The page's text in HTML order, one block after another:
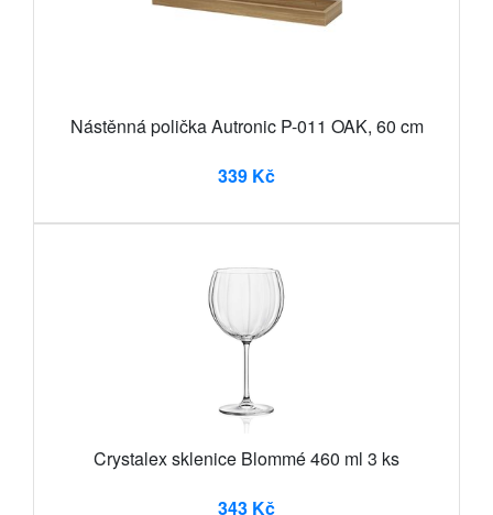
Nástěnná polička Autronic P-011 OAK, 60 cm
339 Kč
Crystalex sklenice Blommé 460 ml 3 ks
343 Kč